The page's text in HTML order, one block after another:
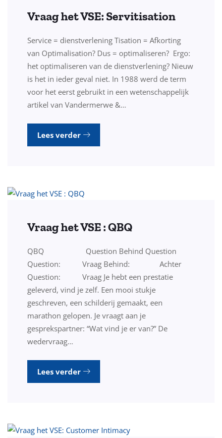
Vraag het VSE: Servitisation
Service = dienstverlening Tisation = Afkorting
van Optimalisation? Dus = optimaliseren? Ergo:
het optimaliseren van de dienstverlening? Nieuw
is het in ieder geval niet. In 1988 werd de term
voor het eerst gebruikt in een wetenschappelijk
artikel van Vandermerwe &…
Lees verder
Vraag het VSE : QBQ
QBQ Question Behind Question
Question: Vraag Behind: Achter
Question: Vraag Je hebt een prestatie
geleverd, vind je zelf. Een mooi stukje
geschreven, een schilderij gemaakt, een
marathon gelopen. Je vraagt aan je
gesprekspartner: “Wat vind je er van?” De
wedervraag…
Lees verder